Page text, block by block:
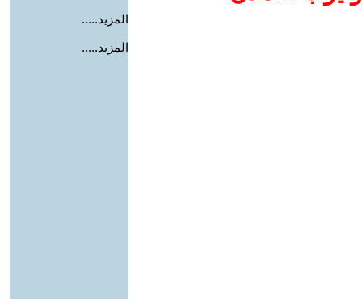
المزيد.....
المزيد.....